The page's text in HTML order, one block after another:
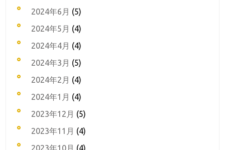
2024年6月 (5)
2024年5月 (4)
2024年4月 (4)
2024年3月 (5)
2024年2月 (4)
2024年1月 (4)
2023年12月 (5)
2023年11月 (4)
2023年10月 (4)